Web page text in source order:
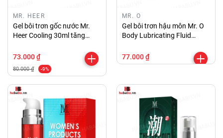
MR. HEER
Gel bôi trơn gốc nước Mr.
Heer Cooling 30ml tăng
73.000 ₫
80.000 ₫ -9%
MR. O
Gel bôi trơn hậu môn Mr. O
Body Lubricating Fluid
77.000 ₫